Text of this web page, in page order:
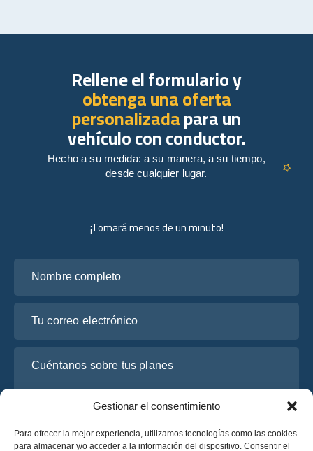
Gestionar el consentimiento
Para ofrecer la mejor experiencia, utilizamos tecnologías como las cookies
para almacenar y/o acceder a la información del dispositivo. Consentir el
¡Tomará menos de un minuto!
Rellene el formulario y
obtenga una oferta
personalizadapara un
vehículo con conductor.
Hecho a su medida: a su manera, a su tiempo,
desde cualquier lugar.